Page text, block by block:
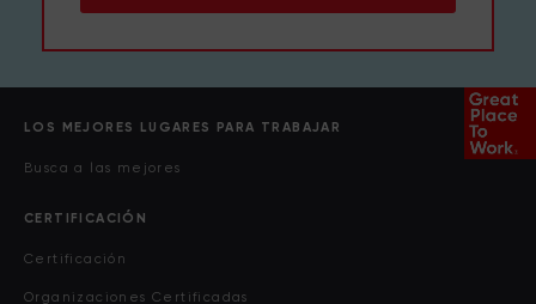
LOS MEJORES LUGARES PARA TRABAJAR
Busca a las mejores
CERTIFICACIÓN
Certificación
Organizaciones Certificadas